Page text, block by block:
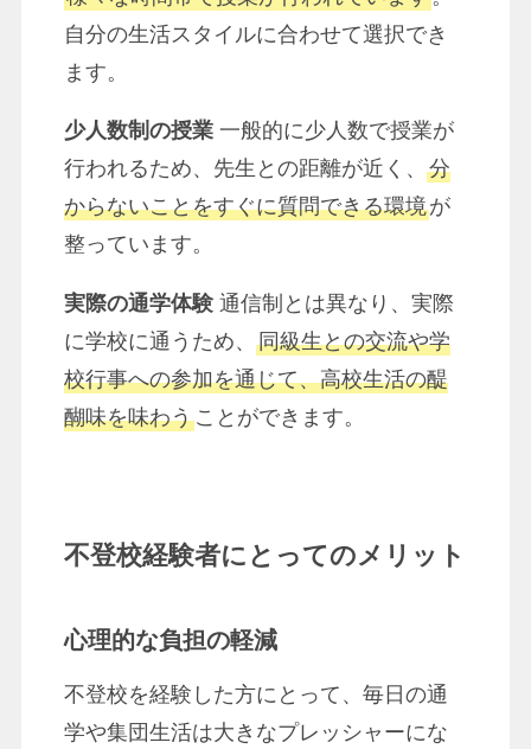
自分の生活スタイルに合わせて選択でき
ます。
少人数制の授業一般的に少人数で授業が
行われるため、先生との距離が近く、 分
からないことをすぐに質問できる環境が
整っています。
実際の通学体験通信制とは異なり、実際
に学校に通うため、 同級生との交流や学
校行事への参加を通じて、高校生活の醍
醐味を味わうことができます。
不登校経験者にとってのメリット
心理的な負担の軽減
不登校を経験した方にとって、毎日の通
学や集団生活は大きなプレッシャーにな